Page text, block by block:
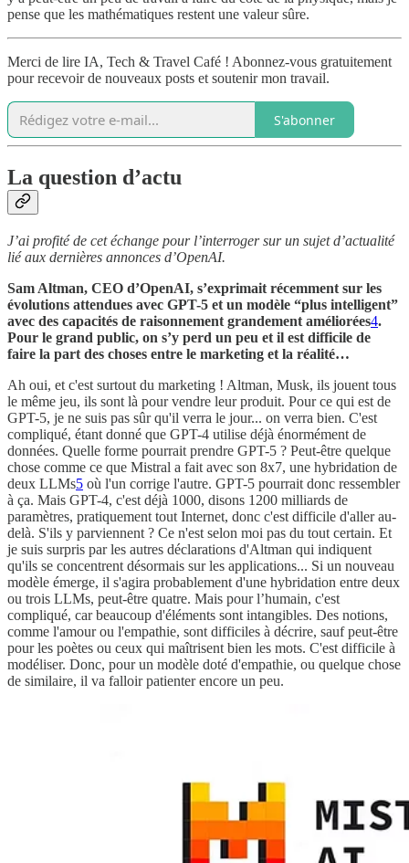
pense que les mathématiques restent une valeur sûre.
Merci de lire IA, Tech & Travel Café ! Abonnez-vous gratuitement
pour recevoir de nouveaux posts et soutenir mon travail.
S'abonner
La question d’actu
J’ai profité de cet échange pour l’interroger sur un sujet d’actualité
lié aux dernières annonces d’OpenAI.
Sam Altman, CEO d’OpenAI, s’exprimait récemment sur les
évolutions attendues avec GPT-5 et un modèle “plus intelligent”
avec des capacités de raisonnement grandement améliorées4.
Pour le grand public, on s’y perd un peu et il est difficile de
faire la part des choses entre le marketing et la réalité…
Ah oui, et c'est surtout du marketing ! Altman, Musk, ils jouent tous
le même jeu, ils sont là pour vendre leur produit. Pour ce qui est de
GPT-5, je ne suis pas sûr qu'il verra le jour... on verra bien. C'est
compliqué, étant donné que GPT-4 utilise déjà énormément de
données. Quelle forme pourrait prendre GPT-5 ? Peut-être quelque
chose comme ce que Mistral a fait avec son 8x7, une hybridation de
deux LLMs5 où l'un corrige l'autre. GPT-5 pourrait donc ressembler
à ça. Mais GPT-4, c'est déjà 1000, disons 1200 milliards de
paramètres, pratiquement tout Internet, donc c'est difficile d'aller au-
delà. S'ils y parviennent ? Ce n'est selon moi pas du tout certain. Et
je suis surpris par les autres déclarations d'Altman qui indiquent
qu'ils se concentrent désormais sur les applications... Si un nouveau
modèle émerge, il s'agira probablement d'une hybridation entre deux
ou trois LLMs, peut-être quatre. Mais pour l’humain, c'est
compliqué, car beaucoup d'éléments sont intangibles. Des notions,
comme l'amour ou l'empathie, sont difficiles à décrire, sauf peut-être
pour les poètes ou ceux qui maîtrisent bien les mots. C'est difficile à
modéliser. Donc, pour un modèle doté d'empathie, ou quelque chose
de similaire, il va falloir patienter encore un peu.